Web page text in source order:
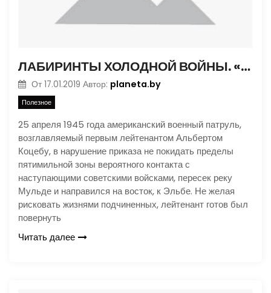
ЛАБИРИНТЫ ХОЛОДНОЙ ВОЙНЫ. «НЕМЫСЛИМОЕ»
От 17.01.2019 Автор: planeta.by
Полезное
25 апреля 1945 года американский военный патруль,
возглавляемый первым лейтенантом Альбертом
Коцебу, в нарушение приказа не покидать пределы
пятимильной зоны вероятного контакта с
наступающими советскими войсками, пересек реку
Мульде и направился на восток, к Эльбе. Не желая
рисковать жизнями подчиненных, лейтенант готов был
повернуть
Читать далее